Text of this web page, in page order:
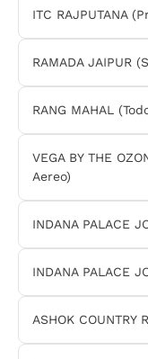
ITC RAJPUTANA
RAMADA JAIPUR
RANG MAHAL
VEGA BY THE
Aereo)
INDANA PALACE
INDANA PALACE
ASHOK COUNTRY